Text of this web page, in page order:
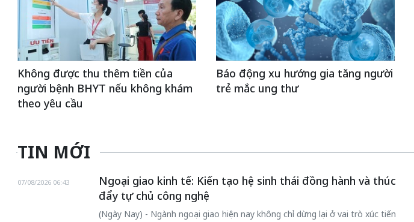
Không được thu thêm tiền của
người bệnh BHYT nếu không khám
theo yêu cầu
Báo động xu hướng gia tăng người
trẻ mắc ung thư
TIN MỚI
Ngoại giao kinh tế: Kiến tạo hệ sinh thái đồng hành và thúc
đẩy tự chủ công nghệ
07/08/2026 06:43
(Ngày Nay) - Ngành ngoại giao hiện nay không chỉ dừng lại ở vai trò xúc tiến